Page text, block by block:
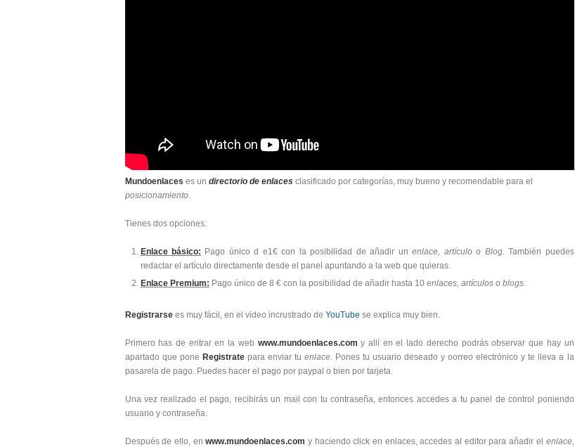
Mundoenlaces es un directorio de enlaces clasificado por categorías, muy bueno y recomendable para el
posicionamiento.
Tienes dos opciones:
Enlace básico: Pago único d e1€ con la posibilidad de añadir unenlace, artículo o Blog. También puedes
redactar el artículo directamente desde el panel apuntando a la web que quieras.
Enlace Premium: Pago único de 8 € con la posibilidad de añadir hasta 10 enlaces, artículos o blogs.
Registrarsees muy fácil, en el video incrustrado de YouTube se explica muy bien.
Primero has de entrar en la web www.mundoenlaces.com y allí en el lado derecho podrás observar que hay un
apartado que pone Registratepara enviar tu enlace. Pones tu usuario deseado y oorreo electrónico y te lleva a la
pasarela de pago. Puedes hacer el pago por paypal o bien por tarjeta.
Una vez realizado el pago, recibirás un mail con tu contraseña, entonces accedes a tu panel de control poniendo
usuario y contraseña.
Después de ello, enwww.mundoenlaces.com y haciendo click en enlaces, accedes al editor para añadir el enlace,